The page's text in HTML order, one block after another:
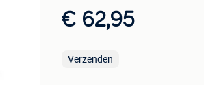
€ 62,95
Verzenden